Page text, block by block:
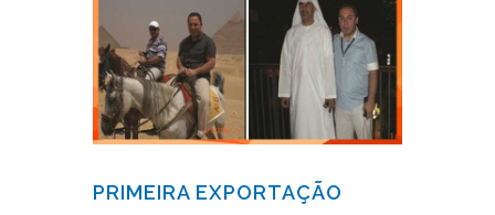
PRIMEIRA EXPORTAÇÃO